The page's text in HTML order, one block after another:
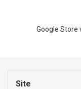
Google Store
Site